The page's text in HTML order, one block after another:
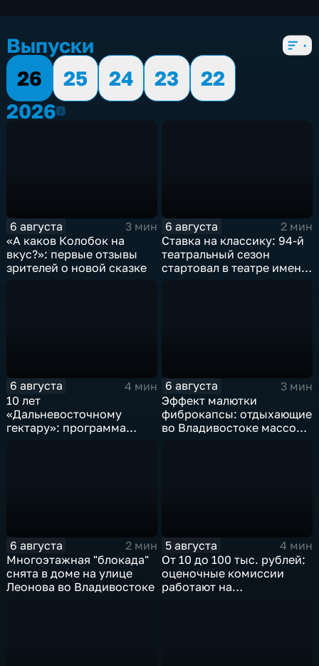
Выпуски
26
25 24 23
22
20262026
6 августа
3 мин
«А каков Колобок на
вкус?»: первые отзывы
зрителей о новой сказке
6 августа
2 мин
Ставка на классику: 94-й
театральный сезон
стартовал в театре имени
6 августа
4 мин
10 лет
«Дальневосточному
гектару»: программа
6 августа
3 мин
Эффект малютки
фиброкапсы: отдыхающие
во Владивостоке массово
6 августа
2 мин
Многоэтажная "блокада"
снята в доме на улице
Леонова во Владивостоке
5 августа
4 мин
От 10 до 100 тыс. рублей:
оценочные комиссии
работают на